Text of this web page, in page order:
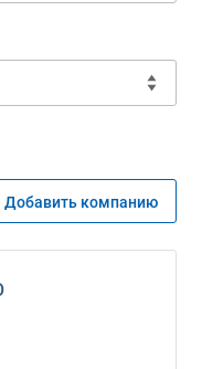
Добавить компанию
у компании всего и